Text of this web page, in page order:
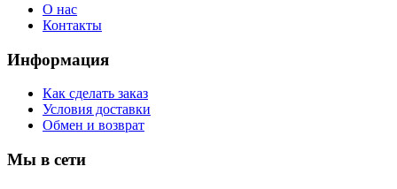
О нас
Контакты
Информация
Как сделать заказ
Условия доставки
Обмен и возврат
Мы в сети